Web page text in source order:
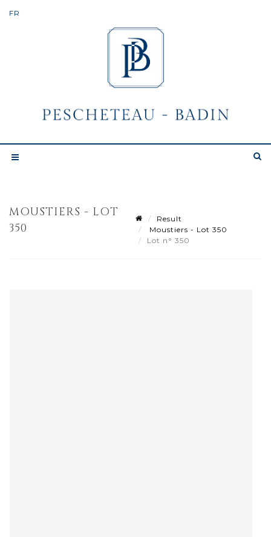
MOUSTIERS - LOT
350
Result
Moustiers - Lot 350
Lot n° 350